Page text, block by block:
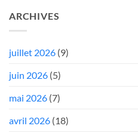
ARCHIVES
juillet 2026 (9)
juin 2026 (5)
mai 2026 (7)
avril 2026 (18)